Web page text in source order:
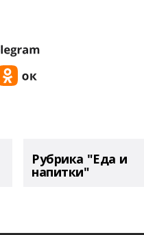
Рубрика "Еда и
напитки"